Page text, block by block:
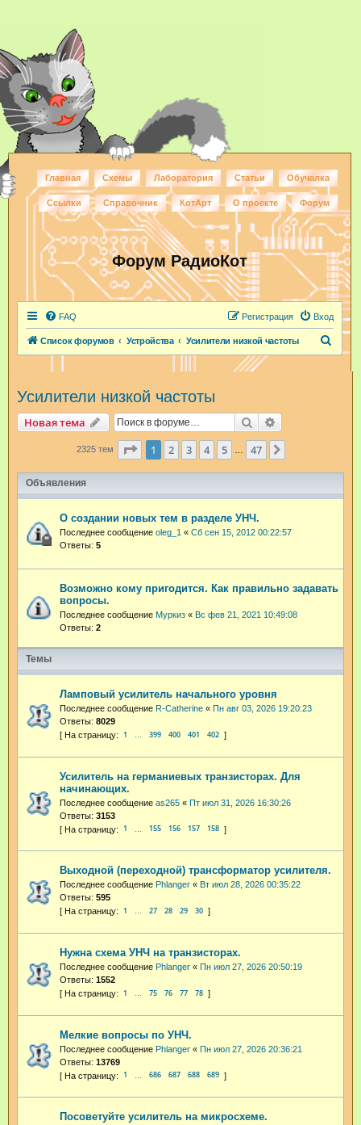
Главная Схемы Лаборатория Статьи Обучалка
Ссылки Справочник КотАрт О проекте Форум
Форум РадиоКот
FAQ Вход
Регистрация
Список форумов Устройства Усилители низкой частоты
Усилители низкой частоты
Новая тема Поиск
2325 тем Страница из 47
1 2 3 4 5 47
Объявления
О создании новых тем в разделе УНЧ.
Последнее сообщение oleg_1 « Сб сен 15, 2012 00:22:57
Ответы: 5
Возможно кому пригодится. Как правильно задавать
вопросы.
Последнее сообщение Муркиз « Вс фев 21, 2021 10:49:08
Ответы: 2
Темы
Ламповый усилитель начального уровня
Последнее сообщение R-Catherine « Пн авг 03, 2026 19:20:23
Ответы: 8029
1 … 399 400 401 402
Усилитель на германиевых транзисторах. Для
начинающих.
Последнее сообщение as265 « Пт июл 31, 2026 16:30:26
Ответы: 3153
1 155 156 157 158
Выходной (переходной) трансформатор усилителя.
Последнее сообщение Phlanger « Вт июл 28, 2026 00:35:22
Ответы: 595
1 … 27 28 29 30
Нужна схема УНЧ на транзисторах.
Последнее сообщение Phlanger « Пн июл 27, 2026 20:50:19
Ответы: 1552
1 … 75 76 77 78
Мелкие вопросы по УНЧ.
Последнее сообщение Phlanger « Пн июл 27, 2026 20:36:21
Ответы: 13769
1 686 687 688 689
Посоветуйте усилитель на микросхеме.